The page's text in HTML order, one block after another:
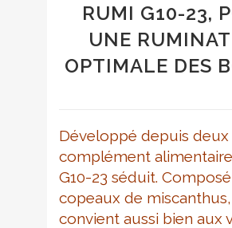
RUMI G10-23,
UNE
OPTIMALE DES
Développé depuis deux
complément
G10-23 séduit.
copeaux de
convient aussi bien aux